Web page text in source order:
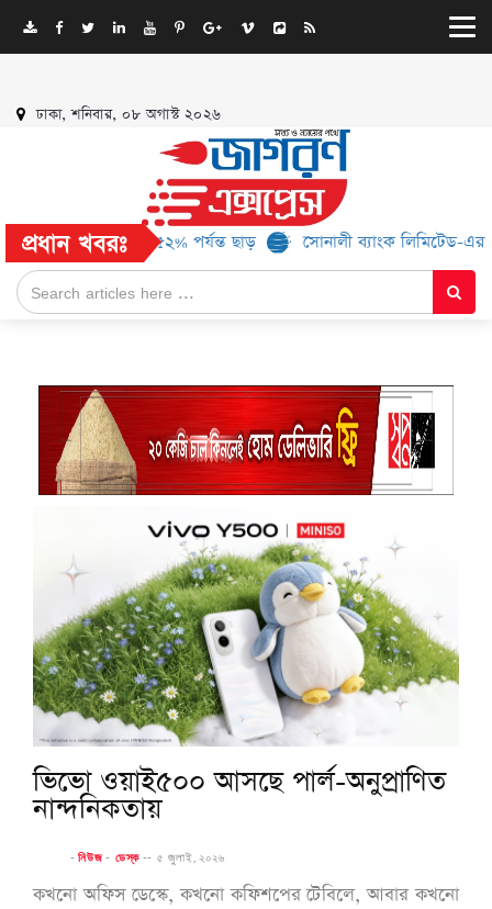
ঢাকা, শনিবার, ০৮ অগাস্ট ২০২৬
প্রধান খবরঃ
ব্র্যান্ড, মিলবে ৫২% পর্যন্ত ছাড় সোনালী ব্যাংক লিমিটেড-এর ‘কৃষক
ভিভো ওয়াই৫০০ আসছে পার্ল-অনুপ্রাণিত
নান্দনিকতায়
-নিউজ - ডেস্ক -- ৫ জুলাই, ২০২৬
কখনো অফিস ডেস্কে, কখনো কফিশপের টেবিলে, আবার কখনো